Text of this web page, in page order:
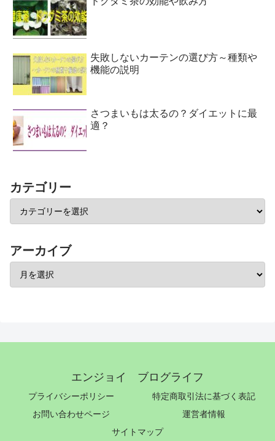
失敗しないカーテンの選び方～種類や
機能の説明
さつまいもは太るの？ダイエットに最
適？
カテゴリー
アーカイブ
エンジョイ ブログライフ
プライバシーポリシー
特定商取引法に基づく表記
お問い合わせページ
運営者情報
サイトマップ